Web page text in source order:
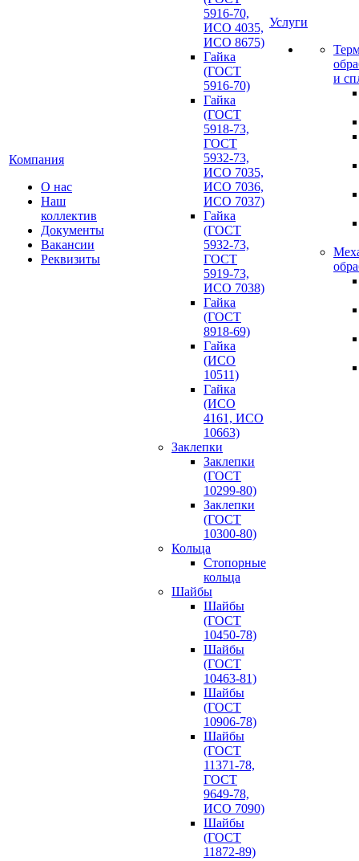
Компания
О нас
Наш
коллектив
Документы
Вакансии
Реквизиты
5916-70,
ИСО 4035,
ИСО 8675)
Гайка
(ГОСТ
5916-70)
Гайка
(ГОСТ
5918-73,
ГОСТ
5932-73,
ИСО 7035,
ИСО 7036,
ИСО 7037)
Гайка
(ГОСТ
5932-73,
ГОСТ
5919-73,
ИСО 7038)
Гайка
(ГОСТ
8918-69)
Гайка
(ИСО
10511)
Гайка
(ИСО
4161, ИСО
10663)
Заклепки
Заклепки
(ГОСТ
10299-80)
Заклепки
(ГОСТ
10300-80)
Кольца
Стопорные
кольца
Шайбы
Шайбы
(ГОСТ
10450-78)
Шайбы
(ГОСТ
10463-81)
Шайбы
(ГОСТ
10906-78)
Шайбы
(ГОСТ
11371-78,
ГОСТ
9649-78,
ИСО 7090)
Шайбы
(ГОСТ
11872-89)
Услуги
и